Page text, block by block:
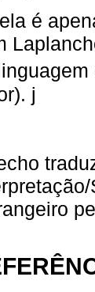
é
j